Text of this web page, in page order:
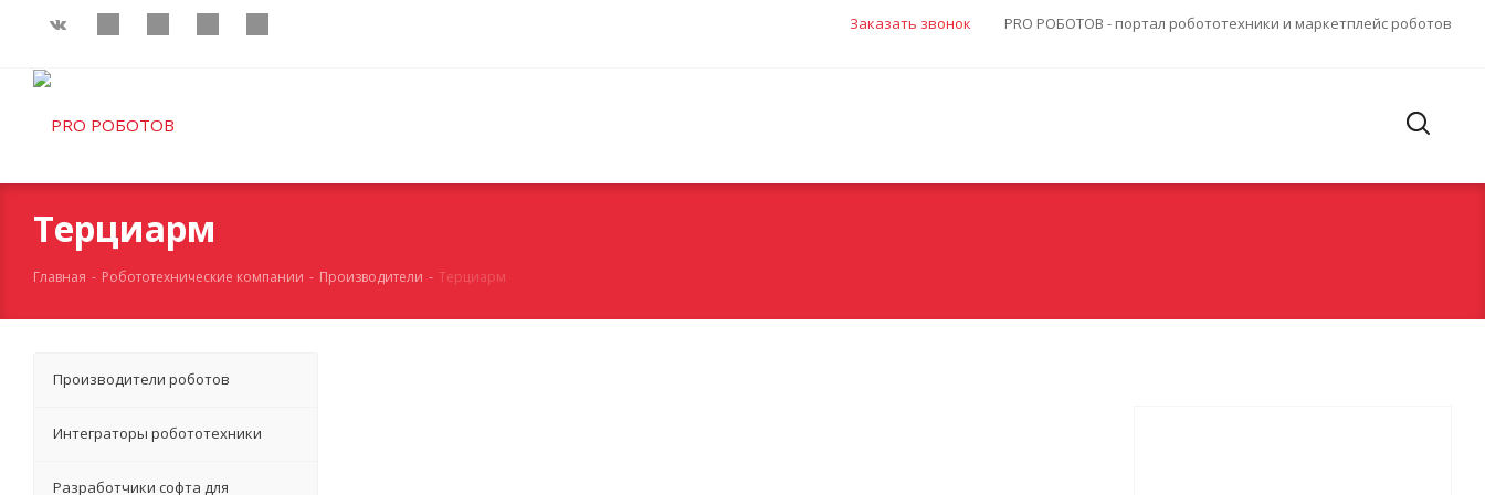
PRO РОБОТОВ - портал робототехники и маркетплейс роботов
Заказать звонок
Терциарм
Главная - Робототехнические компании - Производители - Терциарм
Производители роботов
Интеграторы робототехники
Разработчики софта для